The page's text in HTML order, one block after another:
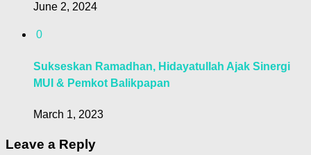
June 2, 2024
0
Sukseskan Ramadhan, Hidayatullah Ajak Sinergi
MUI & Pemkot Balikpapan
March 1, 2023
Leave a Reply